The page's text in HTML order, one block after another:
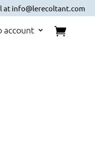
at info@lerecoltant.com
account